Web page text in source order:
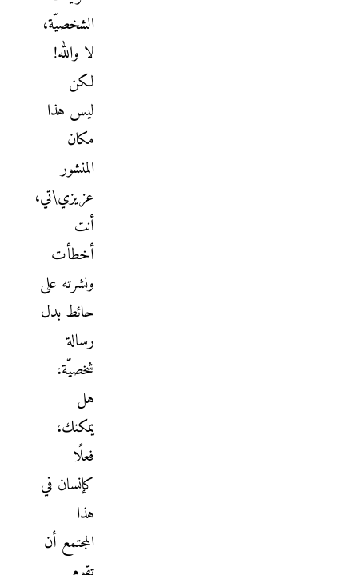
الشخصيّة،
لا والله!
لكن
ليس هذا
مكان
المنشور
عزيزي\تي،
أنت
أخطأت
ونشرته على
حائط بدل
رسالة
شخصيّة،
هل
يمكنك،
فعلًا
كإنسان في
هذا
المجتمع أن